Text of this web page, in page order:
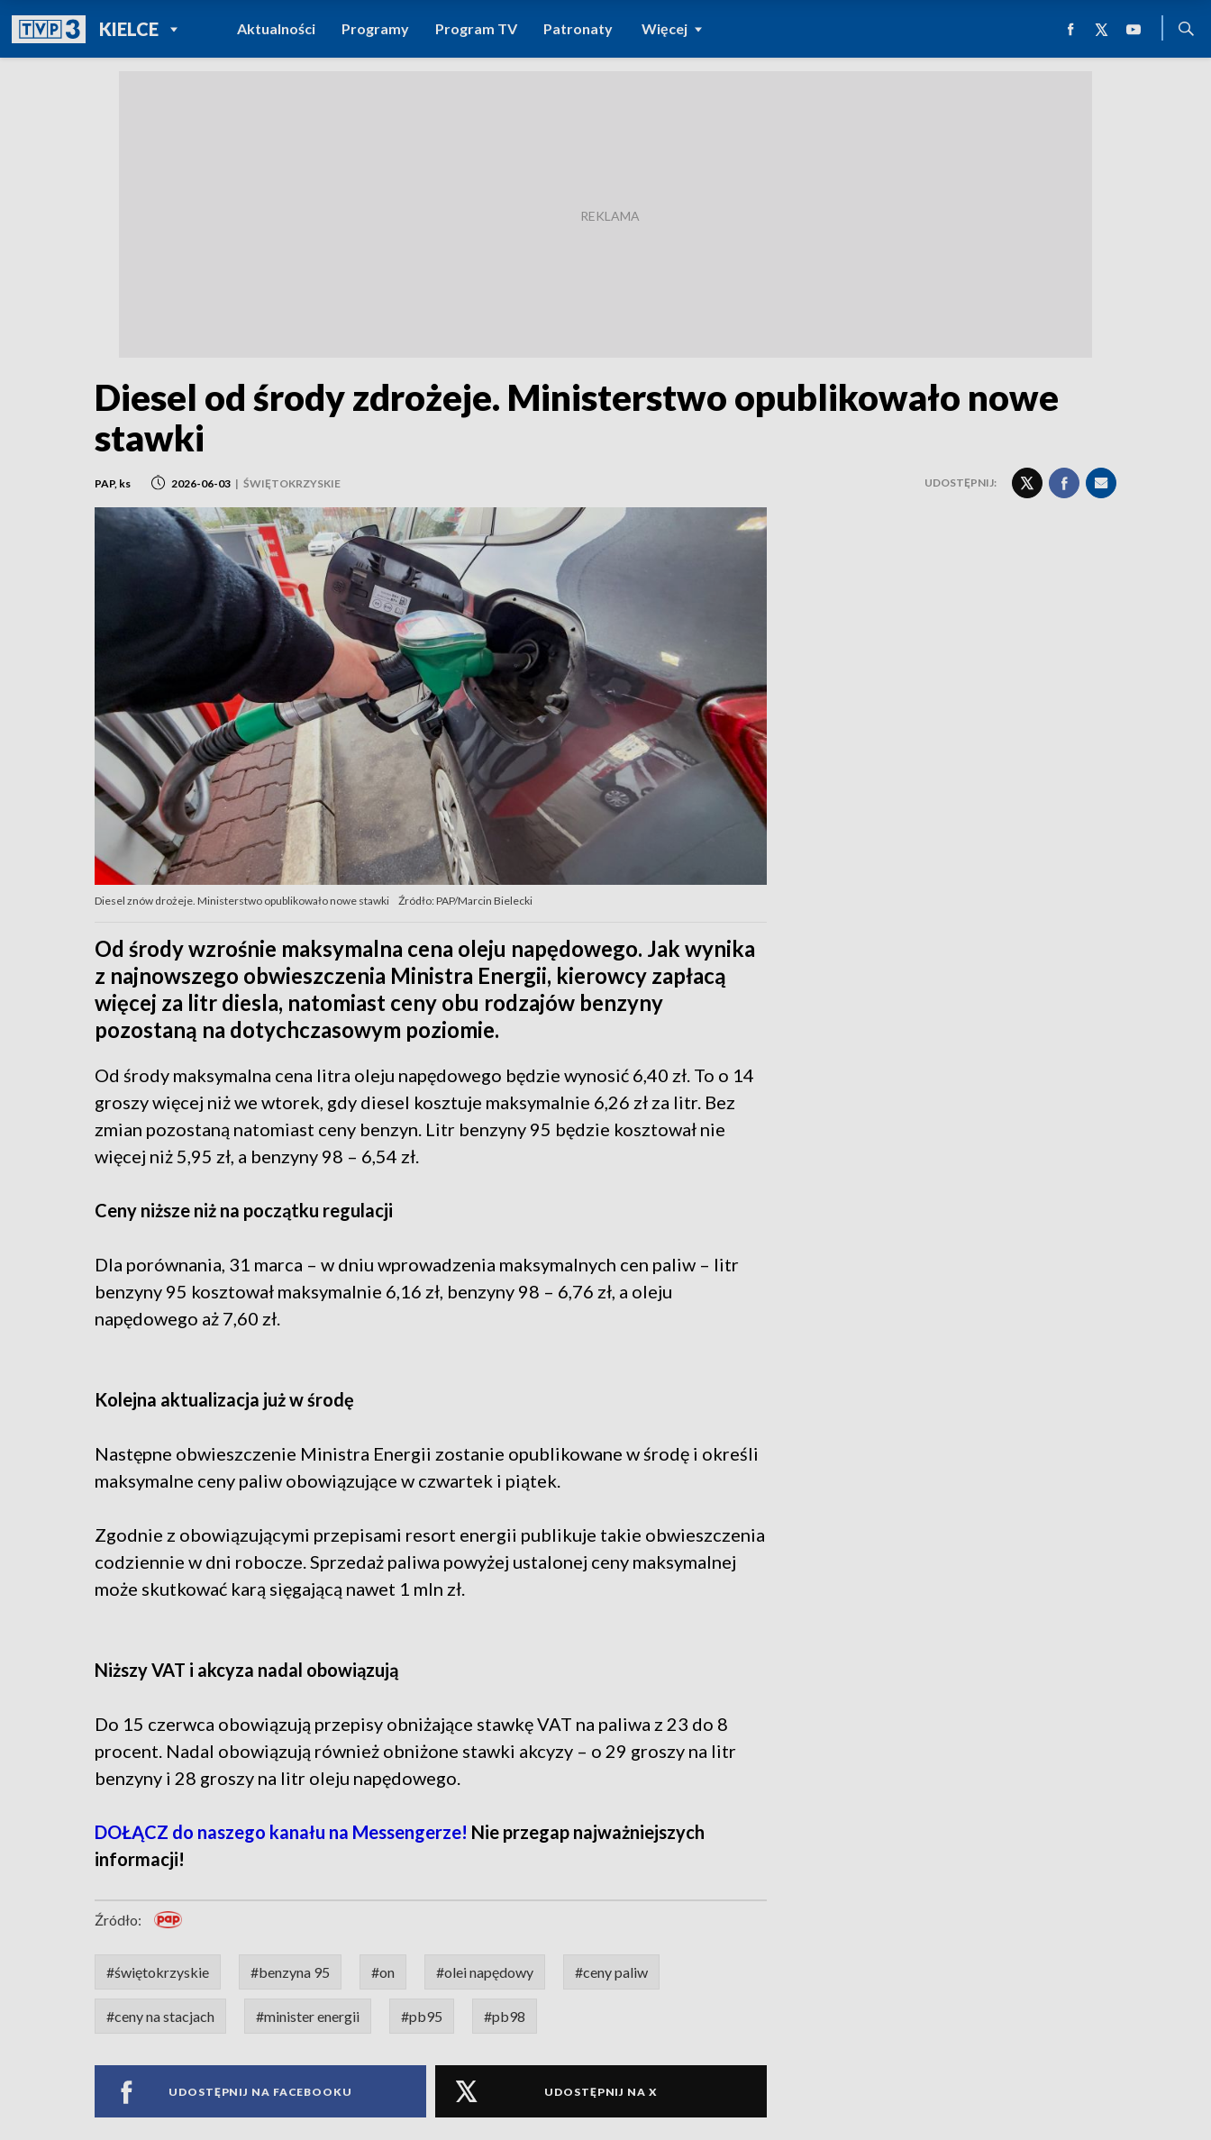
KIELCEPOWRÓT DO
TVP REGIONY
Aktualności Programy Program TV Patronaty Więcej
Diesel od środy zdrożeje. Ministerstwo opublikowało nowe
stawki
PAP, ks 2026-06-03 | ŚWIĘTOKRZYSKIE UDOSTĘPNIJ:
Diesel znów drożeje. Ministerstwo opublikowało nowe stawki Źródło: PAP/Marcin Bielecki
Od środy wzrośnie maksymalna cena oleju napędowego. Jak wynika
z najnowszego obwieszczenia Ministra Energii, kierowcy zapłacą
więcej za litr diesla, natomiast ceny obu rodzajów benzyny
pozostaną na dotychczasowym poziomie.
Od środy maksymalna cena litra oleju napędowego będzie wynosić 6,40 zł. To o 14
groszy więcej niż we wtorek, gdy diesel kosztuje maksymalnie 6,26 zł za litr. Bez
zmian pozostaną natomiast ceny benzyn. Litr benzyny 95 będzie kosztował nie
więcej niż 5,95 zł, a benzyny 98 – 6,54 zł.
Ceny niższe niż na początku regulacji
Dla porównania, 31 marca – w dniu wprowadzenia maksymalnych cen paliw – litr
benzyny 95 kosztował maksymalnie 6,16 zł, benzyny 98 – 6,76 zł, a oleju
napędowego aż 7,60 zł.
Kolejna aktualizacja już w środę
Następne obwieszczenie Ministra Energii zostanie opublikowane w środę i określi
maksymalne ceny paliw obowiązujące w czwartek i piątek.
Zgodnie z obowiązującymi przepisami resort energii publikuje takie obwieszczenia
codziennie w dni robocze. Sprzedaż paliwa powyżej ustalonej ceny maksymalnej
może skutkować karą sięgającą nawet 1 mln zł.
Niższy VAT i akcyza nadal obowiązują
Do 15 czerwca obowiązują przepisy obniżające stawkę VAT na paliwa z 23 do 8
procent. Nadal obowiązują również obniżone stawki akcyzy – o 29 groszy na litr
benzyny i 28 groszy na litr oleju napędowego.
DOŁĄCZ do naszego kanału na Messengerze! Nie przegap najważniejszych
informacji!
Źródło:
#świętokrzyskie #benzyna 95 #on #olei napędowy #ceny paliw
#ceny na stacjach #minister energii #pb95 #pb98
UDOSTĘPNIJ NA FACEBOOKU UDOSTĘPNIJ NA X